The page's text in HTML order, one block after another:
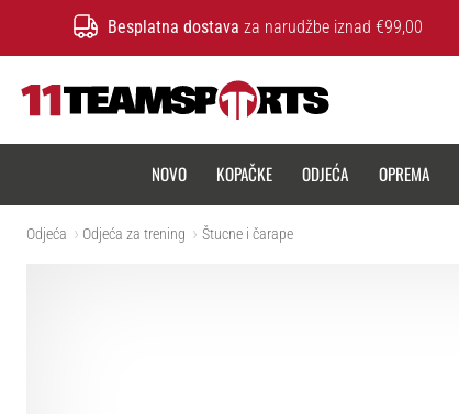
Besplatna dostava za narudžbe iznad €99,00
NOVO KOPAČKE ODJEĆA OPREMA
Odjeća Odjeća za trening Štucne i čarape